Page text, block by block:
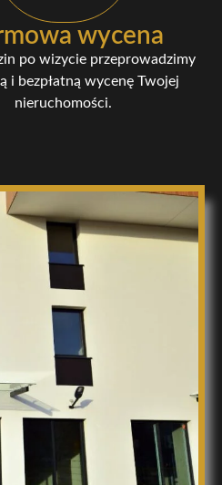
wycena
po wizycie przeprowadzimy
i bezpłatną wycenę Twojej
nieruchomości.